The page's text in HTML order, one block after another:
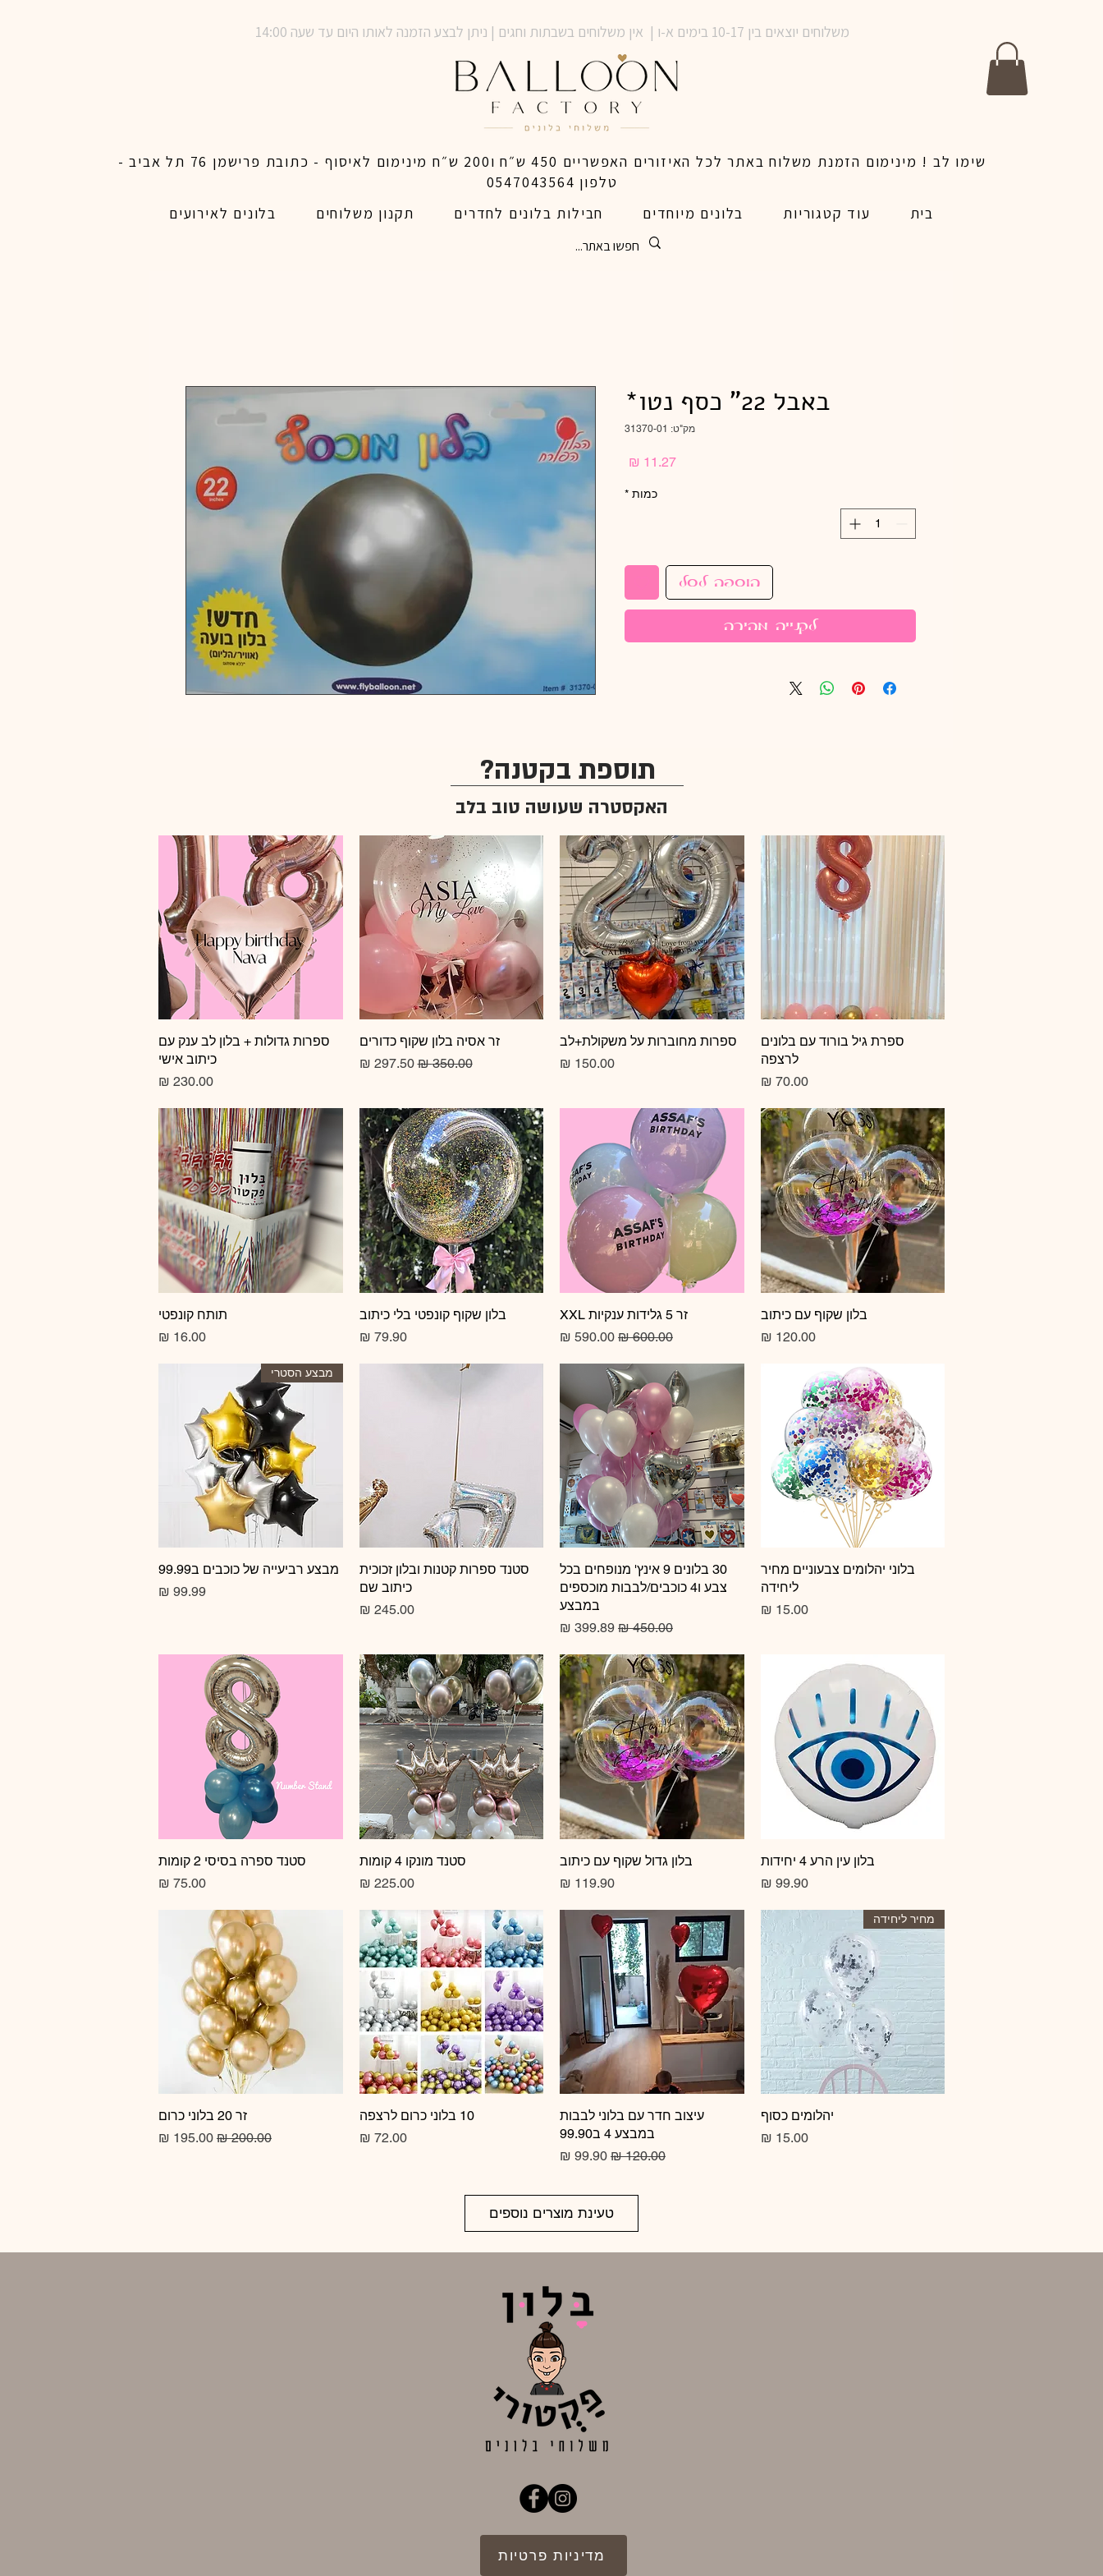
משלוחים יוצאים בין 10-17 בימים א-ו | אין משלוחים בשבתות וחגים | ניתן לבצע הזמנה לאותו היום עד שעה 14:00
שימו לב ! מינימום הזמנת משלוח באתר לכל האיזורים האפשריים 450 ש״ח ו200 ש״ח מינימום לאיסוף - כתובת פרישמן 76 תל אביב -
טלפון 0547043564
בית
עוד קטגוריות בלונים מיוחדים חבילות בלונים לחדרים תקנון משלוחים בלונים לאירועים
באבל 22" כסף נטו*
מק"ט: 31370-01
כמות *
הוספה לסל
לקנייה מהירה
תוספת בקטנה?
האקסטרה שעושה טוב בלב
תצוגה מהירה
ספרת גיל בורוד עם בלונים
לרצפה
מחיר‏70.00 ‏₪
תצוגה מהירה
ספרות מחוברות על משקולת+לב
מחיר
תצוגה מהירה
זר אסיה בלון שקוף כדורים
מחיר רגיל‏350.00 ‏₪ מחיר מבצע‏297.50 ‏₪
תצוגה מהירה
ספרות גדולות + בלון לב ענק עם
כיתוב אישי
מחיר
תצוגה מהירה
בלון שקוף עם כיתוב
מחיר‏120.00 ‏₪
תצוגה מהירה
זר 5 גלידות ענקיות XXL
מחיר רגיל מחיר מבצע
תצוגה מהירה
בלון שקוף קונפטי בלי כיתוב
מחיר‏79.90 ‏₪
תצוגה מהירהתותח קונפטי
מחיר
תצוגה מהירה
בלוני יהלומים צבעוניים מחיר
ליחידה
מחיר‏15.00 ‏₪
תצוגה מהירה
30 בלונים 9 אינץ' מנופחים בכל
צבע ו4 כוכבים/לבבות מוכספים
במבצע
מחיר רגיל מחיר מבצע
תצוגה מהירה
סטנד ספרות קטנות ובלון זכוכית
כיתוב שם
מחיר‏245.00 ‏₪
תצוגה מהירה
מבצע הסטרי
מבצע רביעייה של כוכבים ב99.99
מחיר
תצוגה מהירה
בלון עין הרע 4 יחידות
מחיר‏99.90 ‏₪
תצוגה מהירה
בלון גדול שקוף עם כיתוב
מחיר
תצוגה מהירה
סטנד מונקו 4 קומות
מחיר‏225.00 ‏₪
תצוגה מהירה
סטנד ספרה בסיסי 2 קומות
מחיר
תצוגה מהירה
מחיר ליחידה
יהלומים כסוף
מחיר‏15.00 ‏₪
תצוגה מהירה
עיצוב חדר עם בלוני לבבות
במבצע 4 ב99.90
מחיר רגיל מחיר מבצע
תצוגה מהירה
10 בלוני כרום לרצפה
מחיר‏72.00 ‏₪
תצוגה מהירה
זר 20 בלוני כרום
מחיר רגיל מחיר מבצע
טעינת מוצרים נוספים
מדיניות פרטיות